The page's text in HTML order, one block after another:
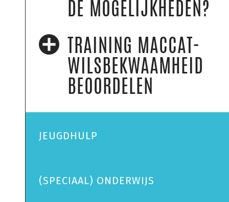
DE MOGELIJKHEDEN?
TRAINING MACCAT-
WILS­BEKWAAMHEID
BEOORDELEN
JEUGDHULP
(SPECIAAL) ONDERWIJS